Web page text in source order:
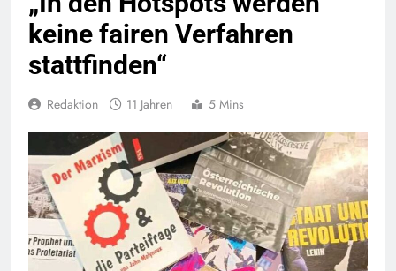
keine fairen Verfahren
stattfinden“
Redaktion 11 Jahren 5 Mins